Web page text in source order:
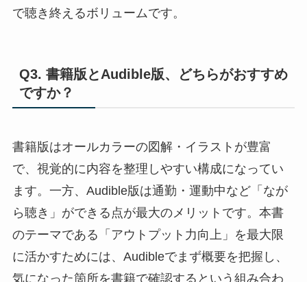
で聴き終えるボリュームです。
Q3. 書籍版とAudible版、どちらがおすすめ
ですか？
書籍版はオールカラーの図解・イラストが豊富
で、視覚的に内容を整理しやすい構成になってい
ます。一方、Audible版は通勤・運動中など「なが
ら聴き」ができる点が最大のメリットです。本書
のテーマである「アウトプット力向上」を最大限
に活かすためには、Audibleでまず概要を把握し、
気になった箇所を書籍で確認するという組み合わ